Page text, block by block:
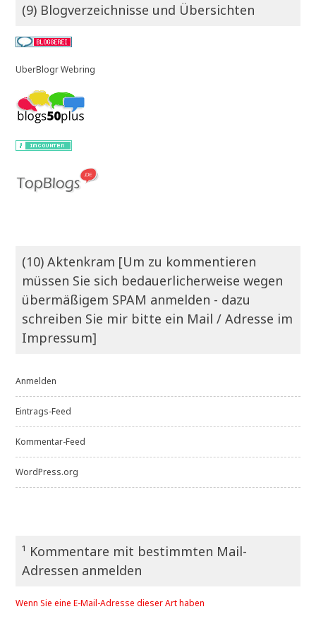
(9) Blogverzeichnisse und Übersichten
UberBlogr Webring
(10) Aktenkram [Um zu kommentieren
müssen Sie sich bedauerlicherweise wegen
übermäßigem SPAM anmelden - dazu
schreiben Sie mir bitte ein Mail / Adresse im
Impressum]
Anmelden
Eintrags-Feed
Kommentar-Feed
WordPress.org
¹ Kommentare mit bestimmten Mail-
Adressen anmelden
Wenn Sie eine E-Mail-Adresse dieser Art haben